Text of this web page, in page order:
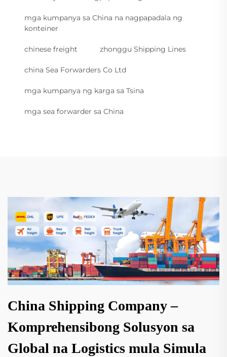
mga kumpanya sa China na nagpapadala ng
konteiner
chinese freight zhonggu Shipping Lines
china Sea Forwarders Co Ltd
mga kumpanya ng karga sa Tsina
mga sea forwarder sa China
China Shipping Company –
Komprehensibong Solusyon sa
Global na Logistics mula Simula